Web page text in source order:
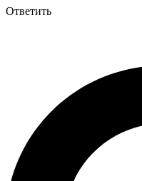
Ответить